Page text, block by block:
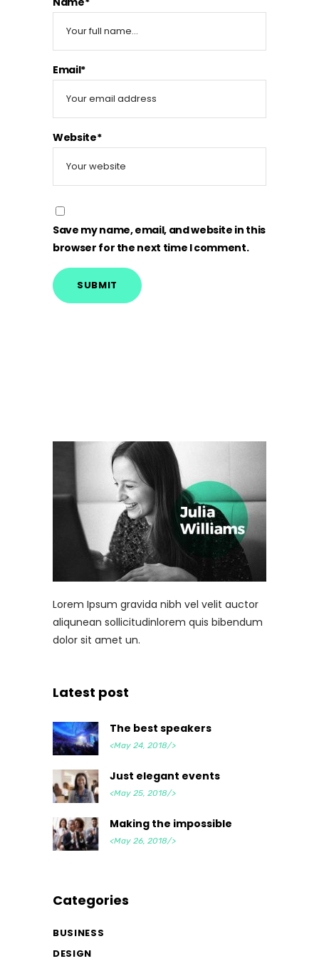
Email*
Website*
Save my name, email, and website in this
browser for the next time I comment.
Lorem Ipsum gravida nibh vel velit auctor
aliqunean sollicitudinlorem quis bibendum
dolor sit amet un.
Latest post
The best speakers
<May 24, 2018/>
Just elegant events
<May 25, 2018/>
Making the impossible
<May 26, 2018/>
Categories
BUSINESS
DESIGN